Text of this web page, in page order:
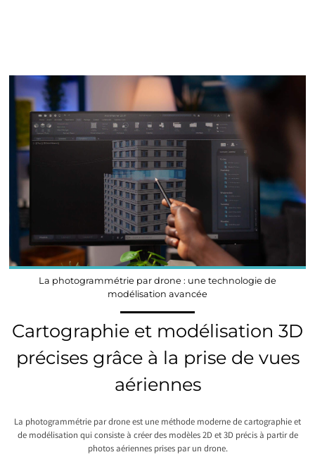
La photogrammétrie par drone : une technologie de
modélisation avancée
Cartographie et modélisation 3D
précises grâce à la prise de vues
aériennes
La photogrammétrie par drone est une méthode moderne de cartographie et
de modélisation qui consiste à créer des modèles 2D et 3D précis à partir de
photos aériennes prises par un drone.